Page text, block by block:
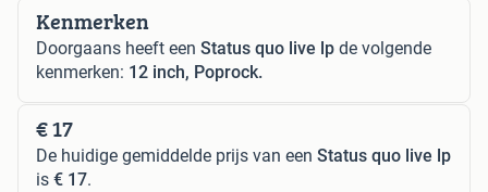
Kenmerken
Doorgaans heeft een Status quo live lp de volgende
kenmerken: 12 inch, Poprock.
€ 17
De huidige gemiddelde prijs van een Status quo live lp
is € 17.